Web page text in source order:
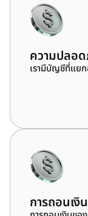
ความปลอ
เรามีบัญชีที่แยก
การถอนเ